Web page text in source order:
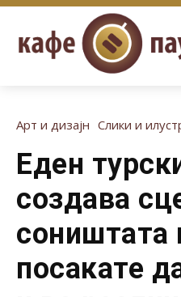
Арт и дизајн Слики и
Еден
создава
соништата
посакате